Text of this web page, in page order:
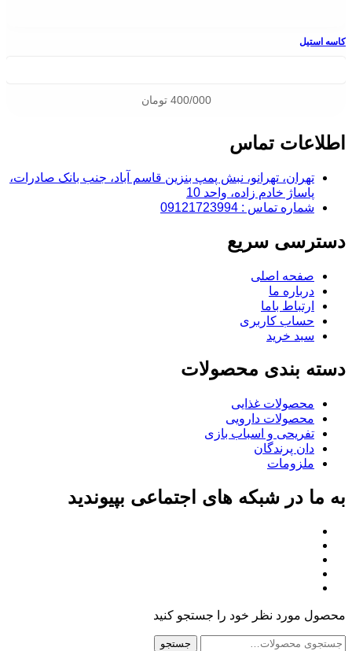
کاسه استیل
400/000 تومان
اطلاعات تماس
تهران، تهرانو، نبش پمپ بنزین قاسم آباد، جنب بانک صادرات،
پاساژ خادم زاده، واحد 10
شماره تماس : 09121723994
دسترسی سریع
صفحه اصلی
درباره ما
ارتباط باما
حساب کاربری
سبد خرید
دسته بندی محصولات
محصولات غذایی
محصولات دارویی
تفریحی و اسباب بازی
دان پرندگان
ملزومات
به ما در شبکه های اجتماعی بپیوندید
محصول مورد نظر خود را جستجو کنید
جستجو
جستجو